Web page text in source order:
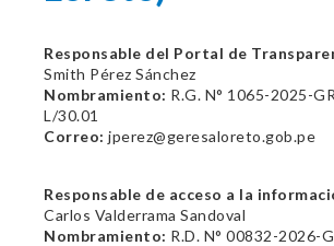
Responsable del Portal de
Smith Pérez Sánchez
Nombramiento: R.G. N° 1065-2025-
L/30.01
Correo: jperez@geresaloreto.gob.pe
Responsable de acceso a la
Carlos Valderrama Sandoval
Nombramiento: R.D. N° 00832-2026-